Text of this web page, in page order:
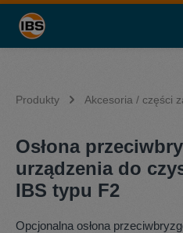
zawartości
Produkty Akcesoria / części
Osłona
urządzenia do
IBS typu F2
Opcjonalna osłona